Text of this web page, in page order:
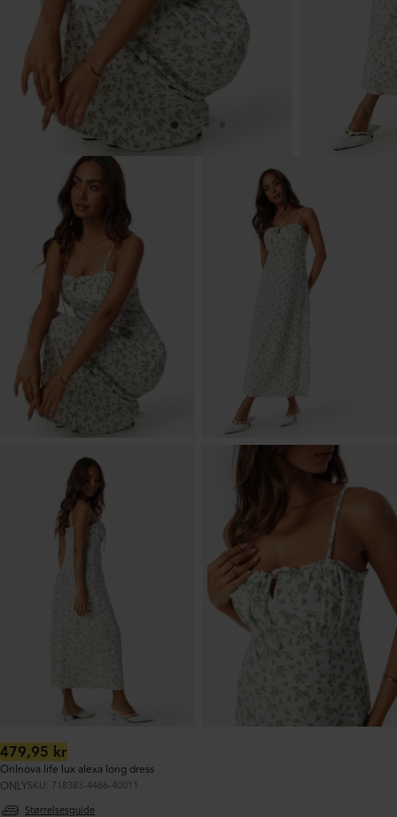
Ordinær
pris:
479,95 kr
Onlnova life lux alexa long dress
ONLYSKU: 718383-4486-40011
Størrelsesguide